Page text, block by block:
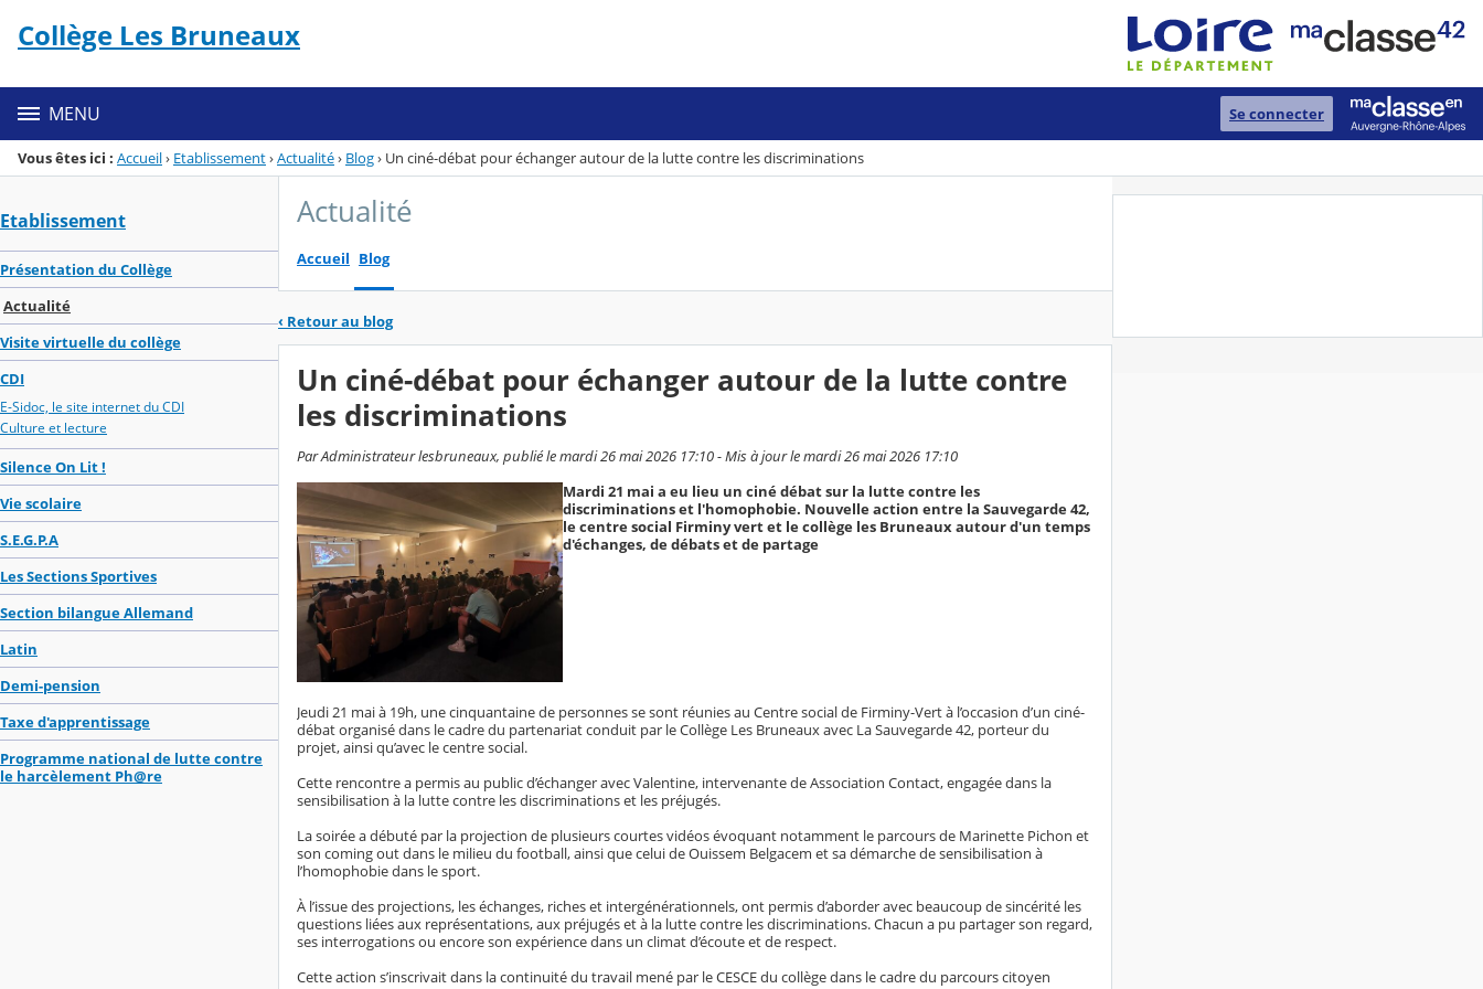
Menu de la rubrique
Contenu
Collège Les Bruneaux
MENU Se connecter
Vous êtes ici : Accueil› Etablissement›Actualité› Blog› Un ciné-débat pour échanger autour de la lutte contre les discriminations
Etablissement
Présentation du Collège
Actualité
Visite virtuelle du collège
CDI
E-Sidoc, le site internet du CDI
Culture et lecture
Silence On Lit !
Vie scolaire
S.E.G.P.A
Les Sections Sportives
Section bilangue Allemand
Latin
Demi-pension
Taxe d'apprentissage
Programme national de lutte contre
le harcèlement Ph@re
Actualité
Accueil Blog
‹ Retour au blog
Un ciné-débat pour échanger autour de la lutte contre
les discriminations
Par Administrateur lesbruneaux, publié le mardi 26 mai 2026 17:10 - Mis à jour le mardi 26 mai 2026 17:10
Mardi 21 mai a eu lieu un ciné débat sur la lutte contre les
discriminations et l'homophobie. Nouvelle action entre la Sauvegarde 42,
le centre social Firminy vert et le collège les Bruneaux autour d'un temps
d'échanges, de débats et de partage
Jeudi 21 mai à 19h, une cinquantaine de personnes se sont réunies au Centre social de Firminy-Vert à l’occasion d’un ciné-
débat organisé dans le cadre du partenariat conduit par le Collège Les Bruneaux avec La Sauvegarde 42, porteur du
projet, ainsi qu’avec le centre social.
Cette rencontre a permis au public d’échanger avec Valentine, intervenante de Association Contact, engagée dans la
sensibilisation à la lutte contre les discriminations et les préjugés.
La soirée a débuté par la projection de plusieurs courtes vidéos évoquant notamment le parcours de Marinette Pichon et
son coming out dans le milieu du football, ainsi que celui de Ouissem Belgacem et sa démarche de sensibilisation à
l’homophobie dans le sport.
À l’issue des projections, les échanges, riches et intergénérationnels, ont permis d’aborder avec beaucoup de sincérité les
questions liées aux représentations, aux préjugés et à la lutte contre les discriminations. Chacun a pu partager son regard,
ses interrogations ou encore son expérience dans un climat d’écoute et de respect.
Cette action s’inscrivait dans la continuité du travail mené par le CESCE du collège dans le cadre du parcours citoyen